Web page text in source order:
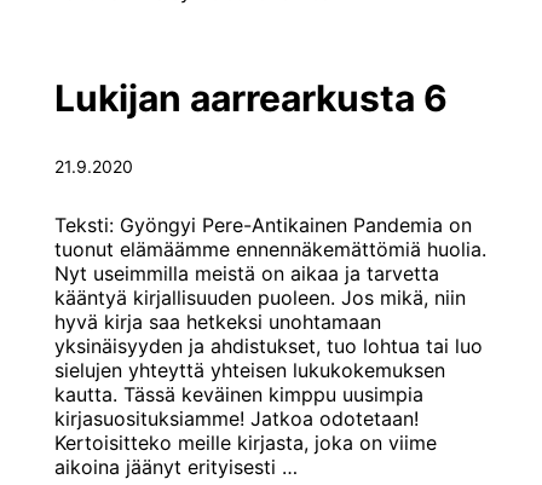
Lukijan aarrearkusta 6
21.9.2020
Teksti: Gyöngyi Pere-Antikainen Pandemia on
tuonut elämäämme ennennäkemättömiä huolia.
Nyt useimmilla meistä on aikaa ja tarvetta
kääntyä kirjallisuuden puoleen. Jos mikä, niin
hyvä kirja saa hetkeksi unohtamaan
yksinäisyyden ja ahdistukset, tuo lohtua tai luo
sielujen yhteyttä yhteisen lukukokemuksen
kautta. Tässä keväinen kimppu uusimpia
kirjasuosituksiamme! Jatkoa odotetaan!
Kertoisitteko meille kirjasta, joka on viime
aikoina jäänyt erityisesti …